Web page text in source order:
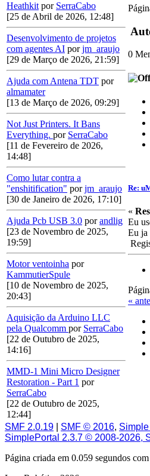
Heathkit por SerraCabo
[25 de Abril de 2026, 12:48]
Desenvolvimento de projetos
com agentes AI porjm_araujo
[29 de Março de 2026, 21:59]
Ajuda com Antena TDT por
almamater
[13 de Março de 2026, 09:29]
Not Just Printers. It Bans
Everything. por SerraCabo
[11 de Fevereiro de 2026,
14:48]
Como lutar contra a
"enshitification" porjm_araujo
[30 de Janeiro de 2026, 17:10]
Ajuda Pcb USB 3.0 porandlig
[23 de Novembro de 2025,
19:59]
Motor ventoinha por
KammutierSpule
[10 de Novembro de 2025,
20:43]
Aquisição da Arduino LLC
pela Qualcomm por SerraCabo
[22 de Outubro de 2025,
14:16]
MMD-1 Mini Micro Designer
Restoration - Part 1 por
SerraCabo
[22 de Outubro de 2025,
12:44]
0
Re:
«
Eu
Eu ja
«
SMF 2.0.19 SMF © 2016,
SimplePortal 2.3.7 © 2008-2026,
Página criada em 0.059 segundos